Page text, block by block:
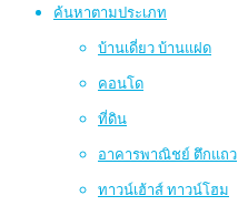
ค้นหาตามประเภท
บ้านเดี่ยว บ้านแฝด
คอนโด
ที่ดิน
อาคารพาณิชย์ ตึกแถว
ทาวน์เฮ้าส์ ทาวน์โฮม